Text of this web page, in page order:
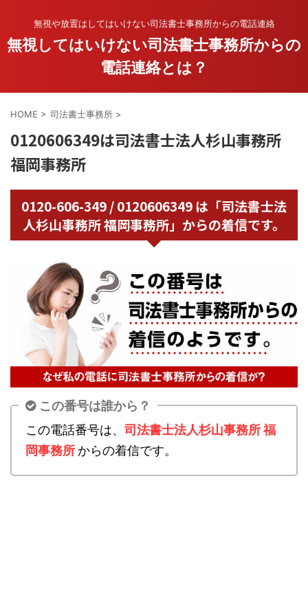
無視や放置はしてはいけない司法書士事務所からの電話連絡
無視してはいけない司法書士事務所からの
電話連絡とは？
HOME > 司法書士事務所 >
0120606349は司法書士法人杉山事務所
福岡事務所
0120-606-349 / 0120606349 は「司法書士法
人杉山事務所 福岡事務所」からの着信です。
この番号は誰から？
この電話番号は、 司法書士法人杉山事務所 福
岡事務所からの着信です。